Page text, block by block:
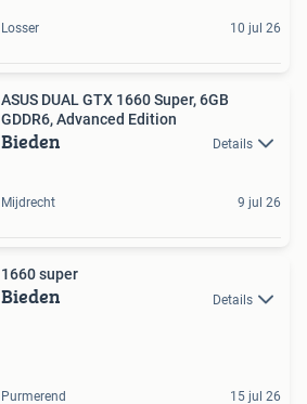
Losser 10 jul 26
ASUS DUAL GTX 1660 Super, 6GB
GDDR6, Advanced Edition
Bieden Details
Mijdrecht 9 jul 26
1660 super
Bieden Details
Purmerend 15 jul 26